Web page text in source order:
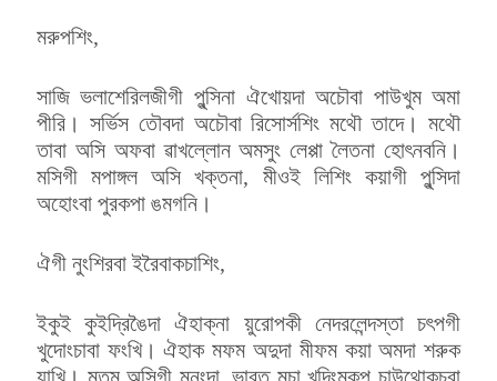
মরুপশিং,
সাজি ভলাশেরিলজীগী পুন্সিনা ঐখোয়দা অচৌবা পাউখুম অমা
পীরি। সর্ভিস তৌবদা অচৌবা রিসোর্সশিং মথৌ তাদে। মথৌ
তাবা অসি অফবা ৱাখল্লোন অমসুং লেপ্পা লৈতনা হোৎনবনি।
মসিগী মপাঙ্গল অসি খক্তনা, মীওই লিশিং কয়াগী পুন্সিদা
অহোংবা পুরকপা ঙমগনি।
ঐগী নুংশিরবা ইরৈবাকচাশিং,
ইকুই কুইদ্রিঙৈদা ঐহাক্না য়ুরোপকী নেদরলেন্দস্তা চৎপগী
খুদোংচাবা ফংখি। ঐহাক মফম অদুদা মীফম কয়া অমদা শরুক